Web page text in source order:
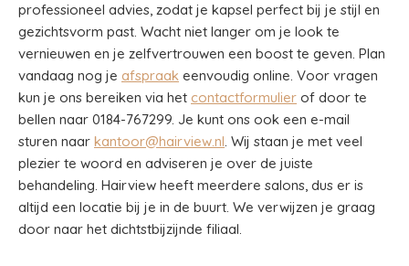
professioneel advies, zodat je kapsel perfect bij je stijl en
gezichtsvorm past. Wacht niet langer om je look te
vernieuwen en je zelfvertrouwen een boost te geven. Plan
vandaag nog je afspraak eenvoudig online. Voor vragen
kun je ons bereiken via het contactformulier of door te
bellen naar 0184-767299. Je kunt ons ook een e-mail
sturen naar kantoor@hairview.nl. Wij staan je met veel
plezier te woord en adviseren je over de juiste
behandeling. Hairview heeft meerdere salons, dus er is
altijd een locatie bij je in de buurt. We verwijzen je graag
door naar het dichtstbijzijnde filiaal.